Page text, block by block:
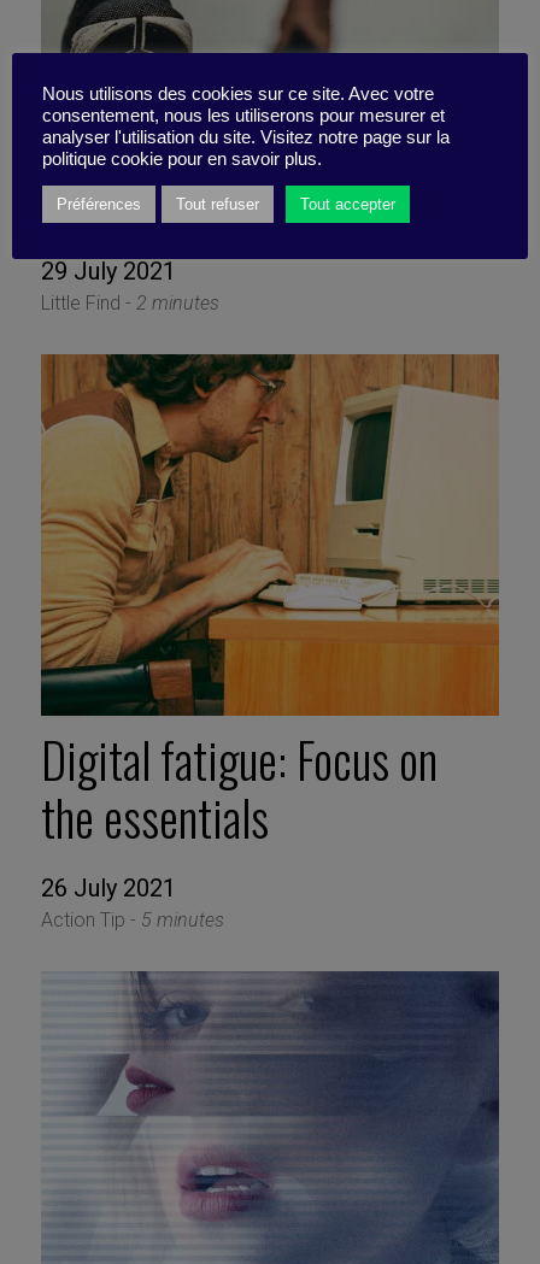
Go take a walk!
29 July 2021
Little Find - 2 minutes
Digital fatigue: Focus on
the essentials
26 July 2021
Action Tip - 5 minutes
Nous utilisons des cookies sur ce site. Avec votre
consentement, nous les utiliserons pour mesurer et
analyser l'utilisation du site. Visitez notre page sur la
politique cookie pour en savoir plus.
Préférences Tout refuser Tout accepter